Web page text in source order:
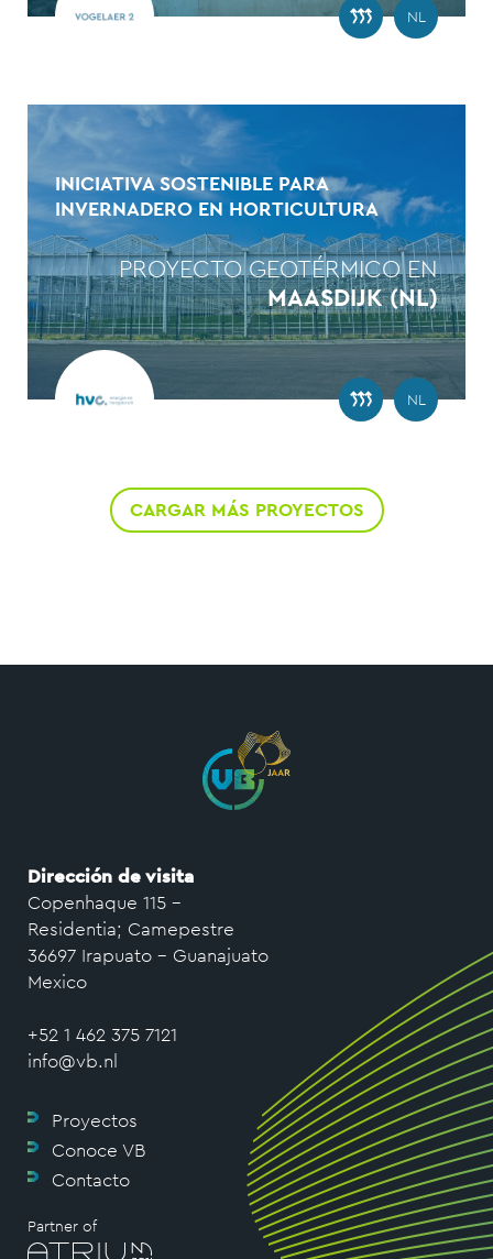
NL
INICIATIVA SOSTENIBLE PARA
INVERNADERO EN HORTICULTURA
PROYECTO GEOTÉRMICO EN
MAASDIJK (NL)
NL
CARGAR MÁS PROYECTOS
Dirección de visita
Copenhaque 115 –
Residentia; Camepestre
36697 Irapuato – Guanajuato
Mexico
+52 1 462 375 7121
info@vb.nl
Proyectos
Conoce VB
Contacto
Partner of